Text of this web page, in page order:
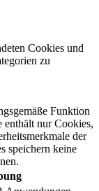
Cookies und
zu
Funktion
enthält nur Cookies,
der
speichern keine